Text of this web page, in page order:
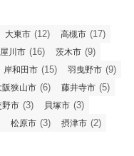
大東市 (12) 高槻市 (17)
川市 (16) 茨木市 (9)
岸和田市 (15) 羽曳野市 (9)
阪狭山市 (6) 藤井寺市 (5)
野市 (3) 貝塚市 (3)
松原市 (3) 摂津市 (2)